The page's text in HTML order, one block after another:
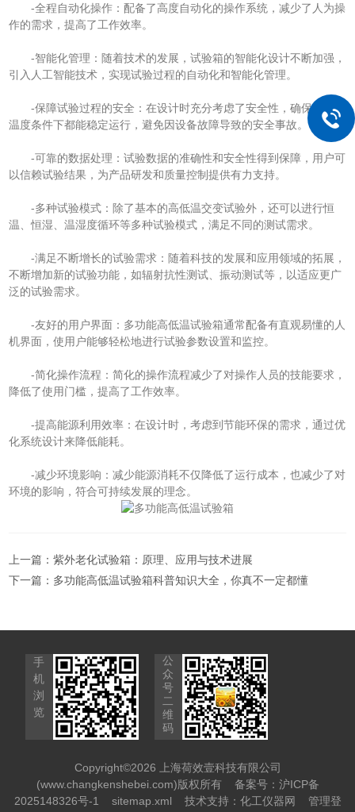
-全程自动化操作：配备了高度自动化的操作系统，减少了人为操
作的需求，提高了工作效率。
-智能化管理：随着技术的发展，试验箱的智能化设计不断加强，
引入人工智能技术，实现试验过程的自动化和智能化管理。
-保障试验过程的安全：在设计时充分考虑了安全性，确保在各种
温度条件下都能稳定运行，避免因设备故障导致的安全事故。
-可靠的数据处理：试验数据的准确性和安全性得到保障，用户可
以信赖试验结果，为产品研发和质量控制提供有力支持。
-多种试验模式：除了基本的高低温交变试验外，还可以进行恒
温、恒湿、温湿度循环等多种试验模式，满足不同的测试需求。
-满足不断增长的试验需求：随着科技的发展和应用领域的拓展，
不断增加新的试验功能，如辐射抗性测试、振动测试等，以适应更广
泛的试验需求。
-友好的用户界面：多功能高低温试验箱通常配备有直观易懂的人
机界面，使用户能够轻松地进行试验参数设置和监控。
-简化操作流程：简化的操作流程减少了对操作人员的技能要求，
降低了使用门槛，提高了工作效率。
-提高能源利用效率：在设计时，考虑到节能环保的需求，通过优
化系统设计来降低能耗。
-减少环境影响：减少能源消耗不仅降低了运行成本，也减少了对
环境的影响，符合可持续发展的理念。
上一篇：紫外老化试验箱：原理、应用与技术进展
下一篇： 多功能高低温试验箱科普知识大全，你真不一定都懂
手
机
浏
览
公
众
号
二
维
码
Copyright©2026 上海荷效壹科技有限公司
(www.changkenshebei.com)版权所有 备案号：沪ICP备
2025148326号-1
sitemap.xml 技术支持： 化工仪器网
管理登